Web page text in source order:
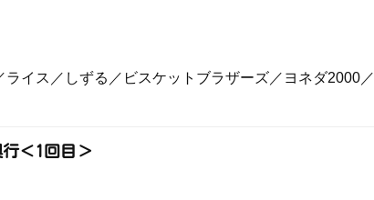
イス／しずる／ビスケットブラザーズ／ヨネダ2000／
＜1回目＞